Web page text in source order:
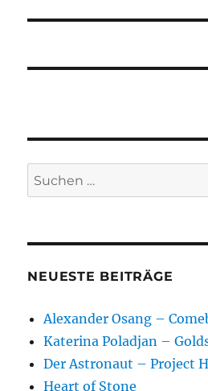
Suchen
nach:
NEUESTE BEITRÄGE
Alexander Osang –
Katerina Poladjan –
Der Astronaut – Project
Heart of Stone